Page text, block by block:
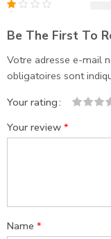
Be The First To
Votre adresse e-mail
obligatoires sont
Your rating
Your review *
Name *